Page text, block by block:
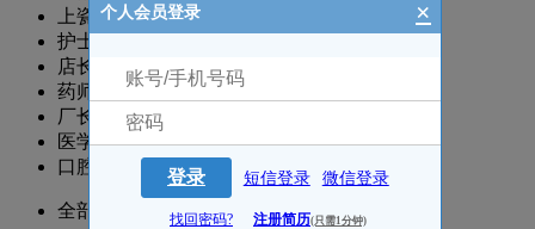
上瓷部
护士/护理
店长
药师/执业药师
厂长/主任/经理
医学运营/项目
口腔医学老师/医学教研
全部
个人会员登录 ×
登录 短信登录 微信登录
找回密码? 注册简历(只需1分钟)